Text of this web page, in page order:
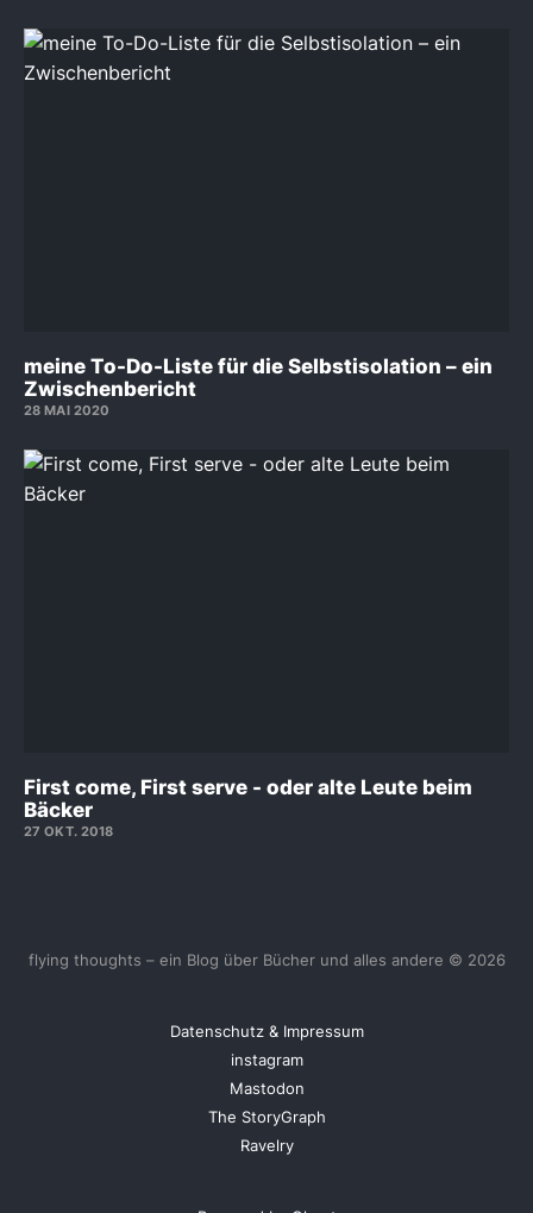
meine To-Do-Liste für die Selbstisolation – ein
Zwischenbericht
28 MAI 2020
First come, First serve - oder alte Leute beim
Bäcker
27 OKT. 2018
flying thoughts – ein Blog über Bücher und alles andere © 2026
Datenschutz & Impressum
instagram
Mastodon
The StoryGraph
Ravelry